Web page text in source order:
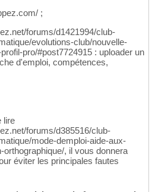
;
forums/d1421994/club-
evolutions-club/nouvelle-
pro/#post7724915 : uploader un
d'emploi, compétences,
lire
forums/d385516/club-
mode-demploi-aide-aux-
orthographique/, il vous donnera
éviter les principales fautes